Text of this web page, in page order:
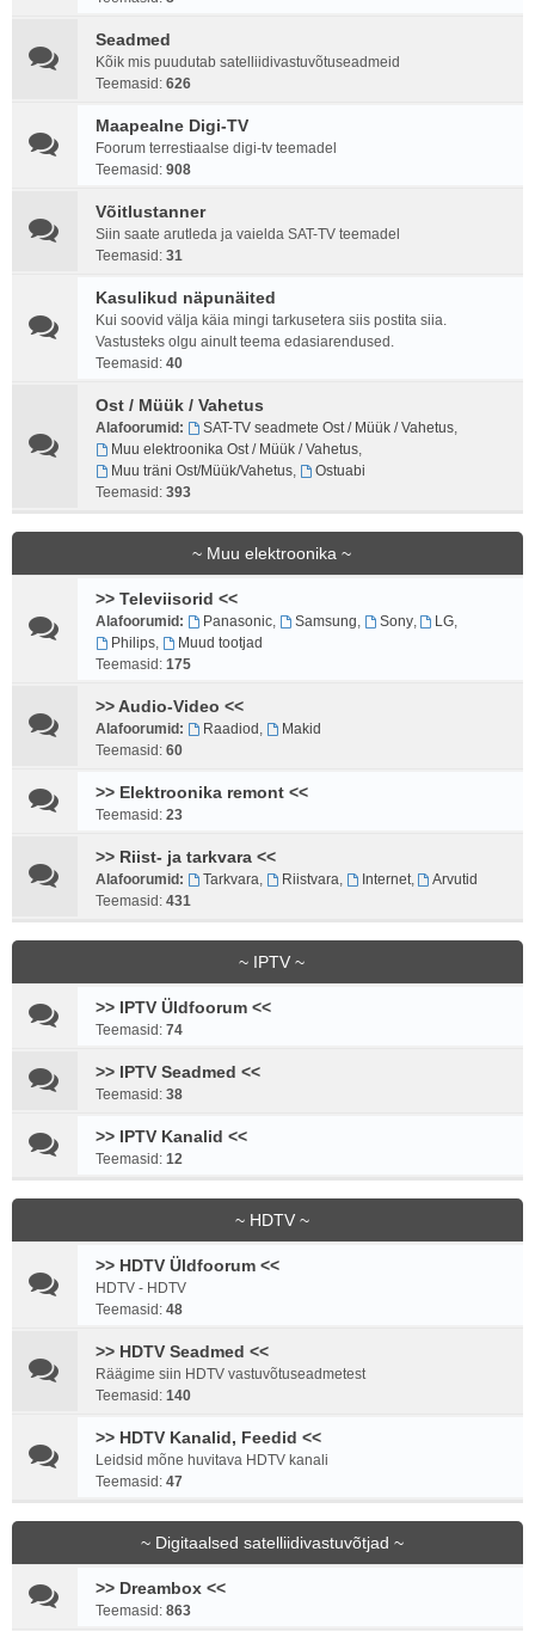
Seadmed
Kõik mis puudutab satelliidivastuvõtuseadmeid
Teemasid: 626
Maapealne Digi-TV
Foorum terrestiaalse digi-tv teemadel
Teemasid: 908
Võitlustanner
Siin saate arutleda ja vaielda SAT-TV teemadel
Teemasid: 31
Kasulikud näpunäited
Kui soovid välja käia mingi tarkusetera siis postita siia.
Vastusteks olgu ainult teema edasiarendused.
Teemasid: 40
Ost / Müük / Vahetus
Alafoorumid: SAT-TV seadmete Ost / Müük / Vahetus,
Muu elektroonika Ost / Müük / Vahetus,
Muu träni Ost/Müük/Vahetus,
Ostuabi
Teemasid: 393
~ Muu elektroonika ~
>> Televiisorid <<
Alafoorumid: Panasonic, Samsung Sony, LG
Philips,
Muud tootjad
Teemasid: 175
>> Audio-Video <<
Alafoorumid: Raadiod
Makid
Teemasid: 60
>> Elektroonika remont <<
Teemasid: 23
>> Riist- ja tarkvara <<
Alafoorumid: Tarkvara Riistvara Internet,
Arvutid
Teemasid: 431
~ IPTV ~
>> IPTV Üldfoorum <<
Teemasid: 74
>> IPTV Seadmed <<
Teemasid: 38
>> IPTV Kanalid <<
Teemasid: 12
~ HDTV ~
>> HDTV Üldfoorum <<
HDTV - HDTV
Teemasid: 48
>> HDTV Seadmed <<
Räägime siin HDTV vastuvõtuseadmetest
Teemasid: 140
>> HDTV Kanalid, Feedid <<
Leidsid mõne huvitava HDTV kanali
Teemasid: 47
~ Digitaalsed satelliidivastuvõtjad ~
>> Dreambox <<
Teemasid: 863